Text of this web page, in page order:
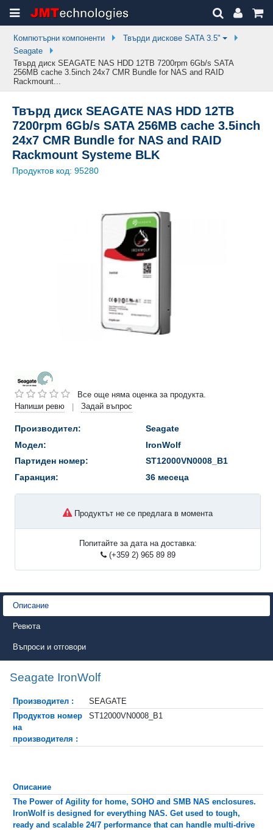
Компютърни компоненти
Твърди дискове SATA 3.5"
Seagate
Твърд диск SEAGATE NAS HDD 12TB 7200rpm 6Gb/s SATA
256MB cache 3.5inch 24x7 CMR Bundle for NAS and RAID
Rackmount...
Твърд диск SEAGATE NAS HDD 12TB
7200rpm 6Gb/s SATA 256MB cache 3.5inch
24x7 CMR Bundle for NAS and RAID
Rackmount Systeme BLK
Продуктов код: 95280
Все още няма оценка за продукта.
Напиши ревю
| Задай въпрос
Производител:
Seagate
Модел:
IronWolf
Партиден номер:
ST12000VN0008_B1
Гаранция:
36 месеца
Продуктът не се предлага в момента
Попитайте за дата на доставка:
(+359 2) 965 89 89
Описание
Ревюта
Въпроси и отговори
Seagate IronWolf
Производител :
SEAGATE
Продуктов номер
на
производителя :
ST12000VN0008_B1
Описание
The Power of Agility for home, SOHO and SMB NAS enclosures.
IronWolf is designed for everything NAS. Get used to tough,
ready and scalable 24/7 performance that can handle multi-drive